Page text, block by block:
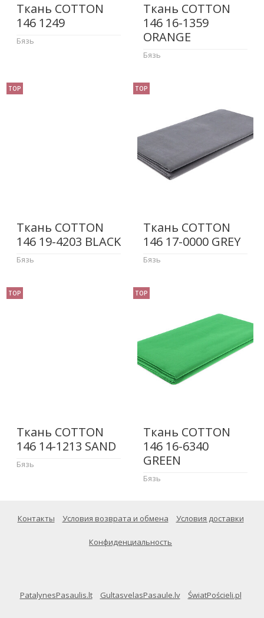
Ткань COTTON
146 1249
Бязь
Ткань COTTON
146 16-1359
ORANGE
Бязь
TOP
Ткань COTTON
146 19-4203 BLACK
Бязь
TOP
Ткань COTTON
146 17-0000 GREY
Бязь
TOP
Ткань COTTON
146 14-1213 SAND
Бязь
TOP
Ткань COTTON
146 16-6340
GREEN
Бязь
Контакты Условия возврата и обмена Условия доставки
Конфиденциальность
PatalynesPasaulis.lt GultasvelasPasaule.lv ŚwiatPościeli.pl